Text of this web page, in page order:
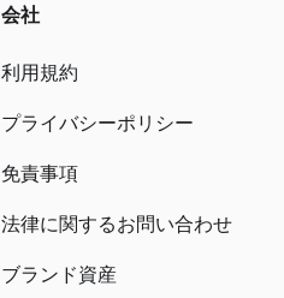
会社
利用規約
プライバシーポリシー
免責事項
法律に関するお問い合わせ
ブランド資産